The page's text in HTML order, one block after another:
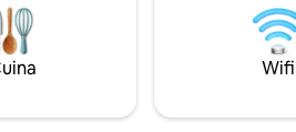
un moment. L'accés
de Maui és exclusiu per a
per observar balenes
Wifi